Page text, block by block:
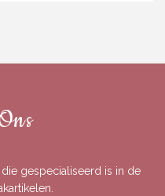
gespecialiseerd is in de